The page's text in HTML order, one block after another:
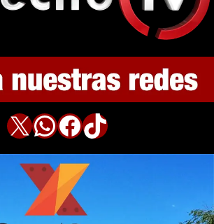
X WhatsApp Facebook TikTok